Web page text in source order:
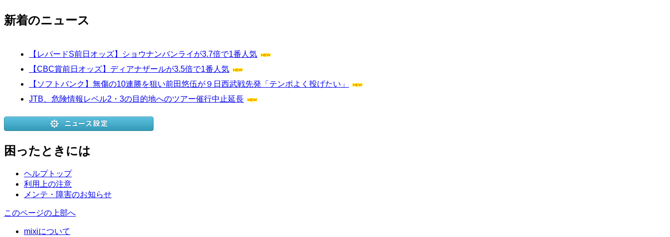
新着のニュース
【レパードS前日オッズ】ショウナンバンライが3.7倍で1番人気
【CBC賞前日オッズ】ディアナザールが3.5倍で1番人気
【ソフトバンク】無傷の10連勝を狙い前田悠伍が９日西武戦先発「テンポよく投げたい」
JTB、危険情報レベル2・3の目的地へのツアー催行中止延長
困ったときには
ヘルプトップ
利用上の注意
メンテ・障害のお知らせ
このページの上部へ
mixiについて